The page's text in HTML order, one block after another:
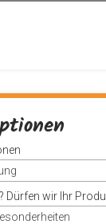
Dürfen wir Ihr